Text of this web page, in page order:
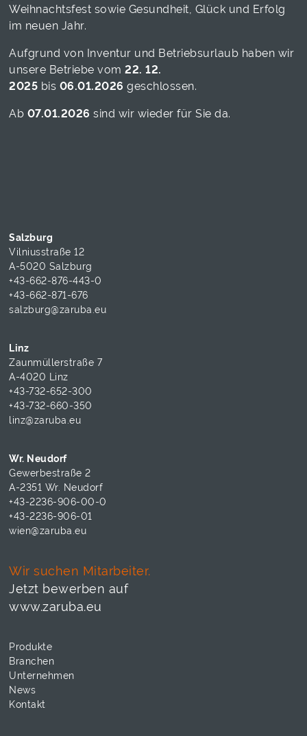
Weihnachtsfest sowie Gesundheit, Glück und Erfolg
im neuen Jahr.
Aufgrund von Inventur und Betriebsurlaub haben wir
unsere Betriebe vom 22. 12.
2025 bis 06.01.2026geschlossen.
Ab 07.01.2026 sind wir wieder für Sie da.
Salzburg
Vilniusstraße 12
A-5020 Salzburg
+43-662-876-443-0
+43-662-871-676
salzburg@zaruba.eu
Linz
Zaunmüllerstraße 7
A-4020 Linz
+43-732-652-300
+43-732-660-350
linz@zaruba.eu
Wr. Neudorf
Gewerbestraße 2
A-2351 Wr. Neudorf
+43-2236-906-00-0
+43-2236-906-01
wien@zaruba.eu
Wir suchen Mitarbeiter.
Jetzt bewerben auf
www.zaruba.eu
Produkte
Branchen
Unternehmen
News
Kontakt